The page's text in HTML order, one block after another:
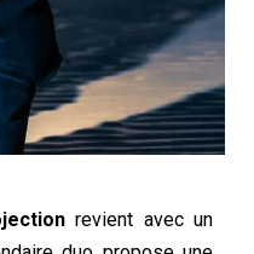
revient avec un